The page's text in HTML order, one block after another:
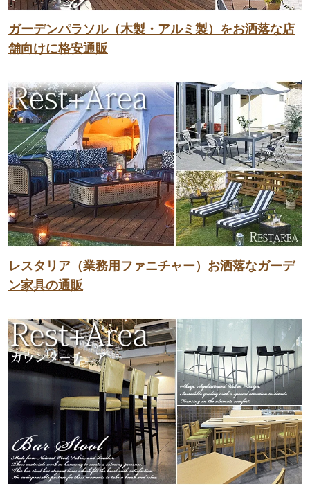
ガーデンパラソル（木製・アルミ製）をお洒落な店
舗向けに格安通販
レスタリア（業務用ファニチャー）お洒落なガーデ
ン家具の通販